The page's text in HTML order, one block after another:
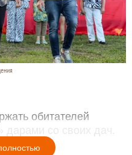
обитателей
дарами со своих дач.